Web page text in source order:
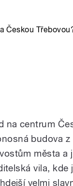
Českou
na centrum
budova
města a
vila, kde
velmi